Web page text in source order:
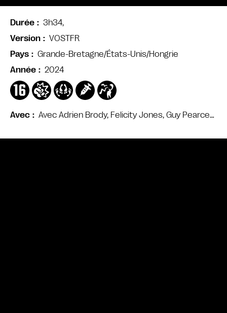
Avec Avec Adrien Brody, Felicity Jones, Guy Pearce…
Durée
3h34,
Version
VOSTFR
Pays
Grande-Bretagne/États-Unis/Hongrie
Année
2024